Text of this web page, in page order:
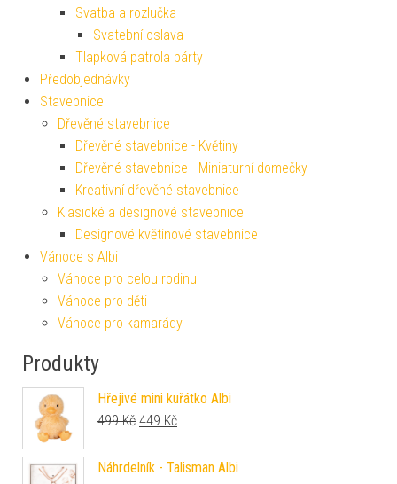
Svatba a rozlučka
Svatební oslava
Tlapková patrola párty
Předobjednávky
Stavebnice
Dřevěné stavebnice
Dřevěné stavebnice - Květiny
Dřevěné stavebnice - Miniaturní domečky
Kreativní dřevěné stavebnice
Klasické a designové stavebnice
Designové květinové stavebnice
Vánoce s Albi
Vánoce pro celou rodinu
Vánoce pro děti
Vánoce pro kamarády
Produkty
Hřejivé mini kuřátko Albi
499Kč Původní cena byla: 499 Kč.
449 KčAktuální cena je: 449 Kč.
Náhrdelník - Talisman Albi